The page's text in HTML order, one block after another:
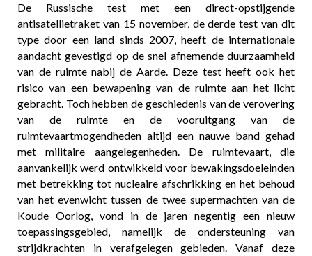
De Russische test met een direct-opstijgende
antisatellietraket van 15 november, de derde test van dit
type door een land sinds 2007, heeft de internationale
aandacht gevestigd op de snel afnemende duurzaamheid
van de ruimte nabij de Aarde. Deze test heeft ook het
risico van een bewapening van de ruimte aan het licht
gebracht. Toch hebben de geschiedenis van de verovering
van de ruimte en de vooruitgang van de
ruimtevaartmogendheden altijd een nauwe band gehad
met militaire aangelegenheden. De ruimtevaart, die
aanvankelijk werd ontwikkeld voor bewakingsdoeleinden
met betrekking tot nucleaire afschrikking en het behoud
van het evenwicht tussen de twee supermachten van de
Koude Oorlog, vond in de jaren negentig een nieuw
toepassingsgebied, namelijk de ondersteuning van
strijdkrachten in verafgelegen gebieden. Vanaf deze